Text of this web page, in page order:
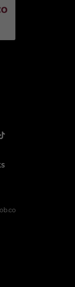
felices de
exclusiva de